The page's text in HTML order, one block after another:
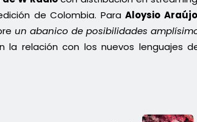
de Colombia. ParaAloysio Araújo
un abanico de posibilidades
relación con los nuevos lenguajes